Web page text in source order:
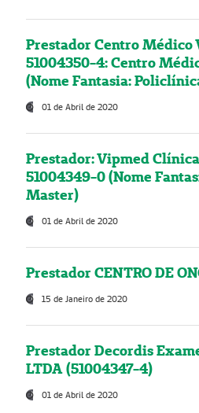
Prestador Centro Médico
51004350-4: Centro
(Nome Fantasia:
01 de Abril de 2020
Prestador: Vipmed
51004349-0 (Nome
Master)
01 de Abril de 2020
Prestador CENTRO DE
15 de Janeiro de 2020
Prestador Decordis
LTDA (51004347-4)
01 de Abril de 2020